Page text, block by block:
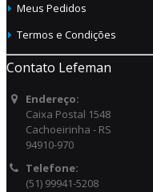
Meus Pedidos
Termos e Condições
Contato Lefeman
Endereço:
Caixa Postal 1548
Cachoeirinha - RS
94910-970
Telefone:
(51) 99941-5208